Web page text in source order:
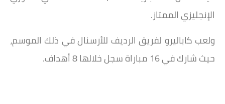
الإنجليزي الممتاز.
ولعب كاباليرو لفريق الرديف للأرسنال في ذلك الموسم،
حيث شارك في 16 مباراة سجل خلالها 8 أهداف.